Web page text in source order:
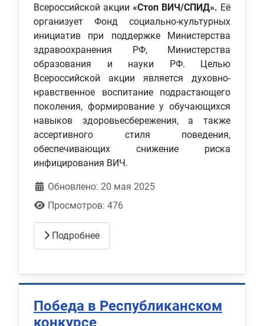
Всероссийской акции «Стоп ВИЧ/СПИД». Её
организует Фонд социально-культурных
инициатив при поддержке Министерства
здравоохранения РФ, Министерства
образования и науки РФ. Целью
Всероссийской акции является духовно-
нравственное воспитание подрастающего
поколения, формирование у обучающихся
навыков здоровьесбережения, а также
ассертивного стиля поведения,
обеспечивающих снижение риска
инфицирования ВИЧ.
Обновлено: 20 мая 2025
Просмотров: 476
Подробнее
Победа в Республиканском
конкурсе